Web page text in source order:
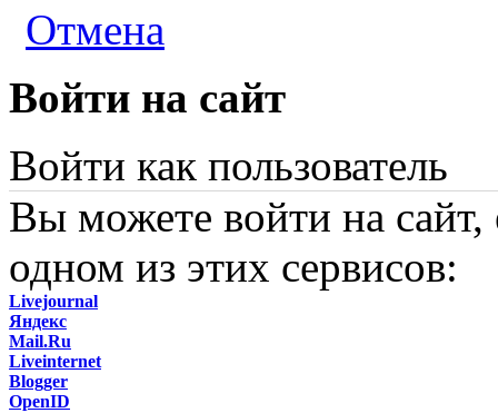
Отмена
Войти на сайт
Войти как пользователь
Вы можете войти на сайт,
одном из этих сервисов:
Livejournal
Яндекс
Mail.Ru
Liveinternet
Blogger
OpenID